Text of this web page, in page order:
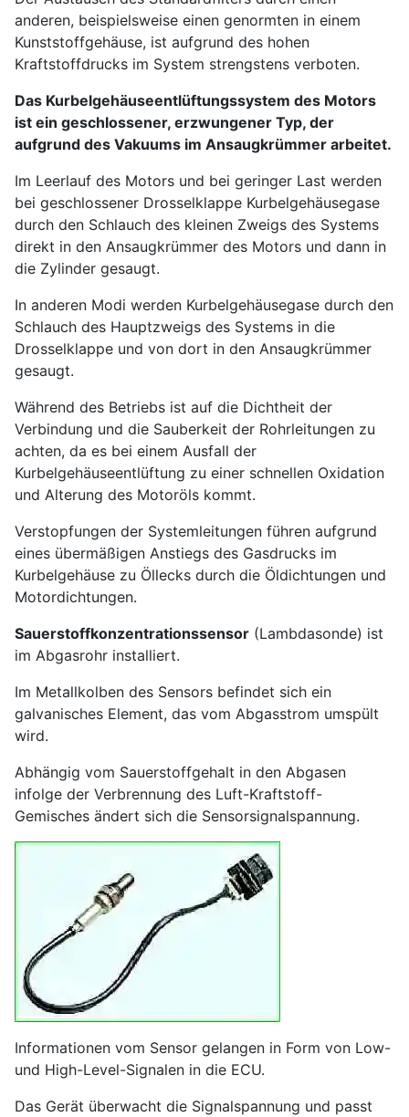
anderen, beispielsweise einen genormten in einem
Kunststoffgehäuse, ist aufgrund des hohen
Kraftstoffdrucks im System strengstens verboten.
Das Kurbelgehäuseentlüftungssystem des Motors
ist ein geschlossener, erzwungener Typ, der
aufgrund des Vakuums im Ansaugkrümmer arbeitet.
Im Leerlauf des Motors und bei geringer Last werden
bei geschlossener Drosselklappe Kurbelgehäusegase
durch den Schlauch des kleinen Zweigs des Systems
direkt in den Ansaugkrümmer des Motors und dann in
die Zylinder gesaugt.
In anderen Modi werden Kurbelgehäusegase durch den
Schlauch des Hauptzweigs des Systems in die
Drosselklappe und von dort in den Ansaugkrümmer
gesaugt.
Während des Betriebs ist auf die Dichtheit der
Verbindung und die Sauberkeit der Rohrleitungen zu
achten, da es bei einem Ausfall der
Kurbelgehäuseentlüftung zu einer schnellen Oxidation
und Alterung des Motoröls kommt.
Verstopfungen der Systemleitungen führen aufgrund
eines übermäßigen Anstiegs des Gasdrucks im
Kurbelgehäuse zu Öllecks durch die Öldichtungen und
Motordichtungen.
Sauerstoffkonzentrationssensor (Lambdasonde) ist
im Abgasrohr installiert.
Im Metallkolben des Sensors befindet sich ein
galvanisches Element, das vom Abgasstrom umspült
wird.
Abhängig vom Sauerstoffgehalt in den Abgasen
infolge der Verbrennung des Luft-Kraftstoff-
Gemisches ändert sich die Sensorsignalspannung.
Informationen vom Sensor gelangen in Form von Low-
und High-Level-Signalen in die ECU.
Das Gerät überwacht die Signalspannung und passt